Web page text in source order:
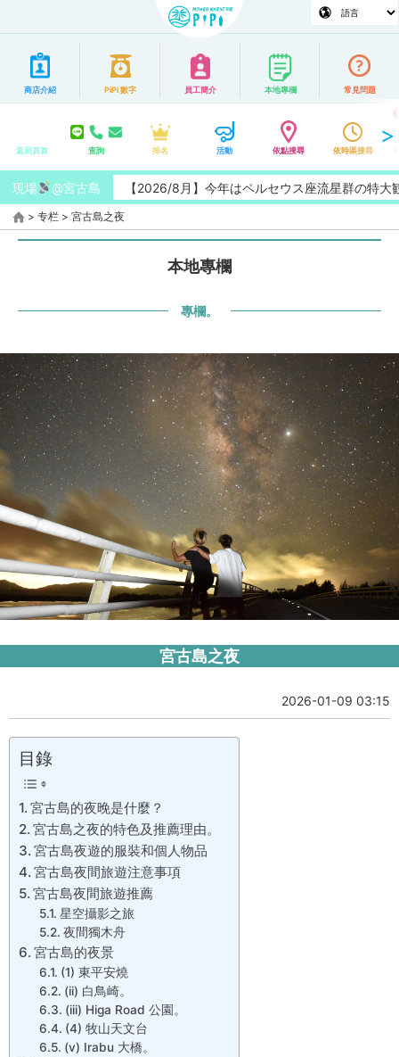
商店介紹 PiPi 數字 員工簡介 本地專欄 常見問題
返回頁首 查詢 排名 活動 依點搜尋 依時區搜尋
現場 @宮古島
【2026/8月】今年はペルセウス座流星群の特大観測チャ
> 专栏 > 宮古島之夜
本地專欄
專欄。
宮古島之夜
2026-01-09 03:15
目錄
宮古島的夜晚是什麼？
宮古島之夜的特色及推薦理由。
宮古島夜遊的服裝和個人物品
宮古島夜間旅遊注意事項
宮古島夜間旅遊推薦
星空攝影之旅
夜間獨木舟
宮古島的夜景
(1) 東平安燒
(ii) 白鳥崎。
(iii) Higa Road 公園。
(4) 牧山天文台
(v) Irabu 大橋。